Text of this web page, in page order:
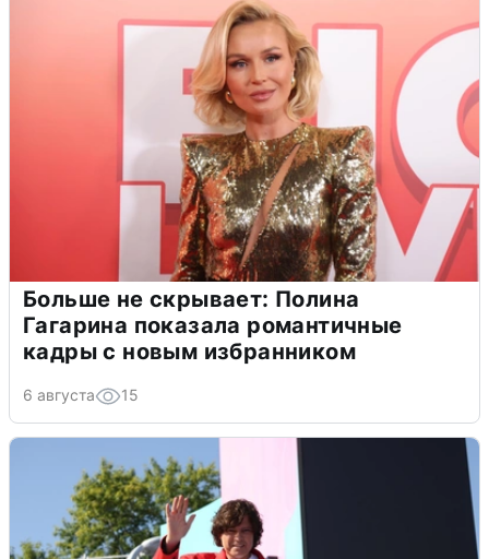
Больше не скрывает: Полина
Гагарина показала романтичные
кадры с новым избранником
6 августа 15